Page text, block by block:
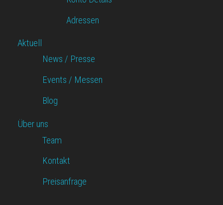
Adressen
Aktuell
News / Presse
Events / Messen
Blog
Über uns
Team
Kontakt
Preisanfrage